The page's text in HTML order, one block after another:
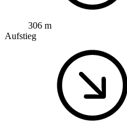
306 m
Aufstieg